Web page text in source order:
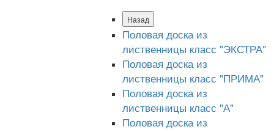
Назад
Половая доска из
лиственницы класс "ЭКСТРА"
Половая доска из
лиственницы класс "ПРИМА"
Половая доска из
лиственницы класс "А"
Половая доска из